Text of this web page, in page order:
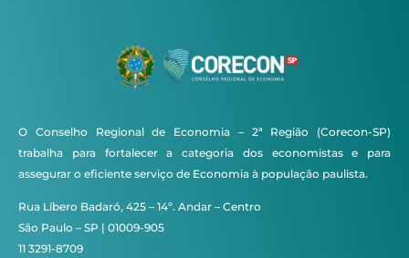
O Conselho Regional de Economia – 2ª Região (Corecon-SP)
trabalha para fortalecer a categoria dos economistas e para
assegurar o eficiente serviço de Economia à população paulista.
Rua Líbero Badaró, 425 – 14º. Andar – Centro
São Paulo – SP | 01009-905
11 3291-8709